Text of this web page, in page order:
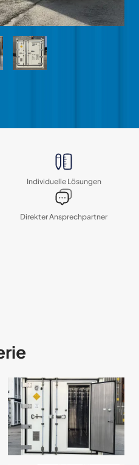
Individuelle Lösungen
Direkter Ansprechpartner